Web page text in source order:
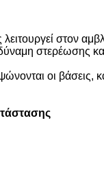
στον
στερέωσης
οι βάσεις,